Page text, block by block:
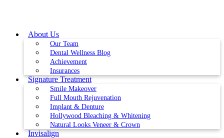
About Us
Our Team
Dental Wellness Blog
Achievement
Insurances
Signature Treatment
Smile Makeover
Full Mouth Rejuvenation
Implant & Denture
Hollywood Bleaching & Whitening
Natural Looks Veneer & Crown
Invisalign